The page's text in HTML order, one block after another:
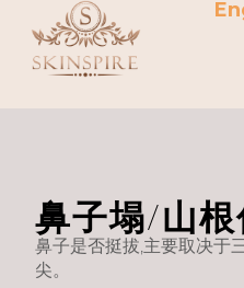
鼻子塌/山根
鼻子是否挺拔,主要取决于
尖。